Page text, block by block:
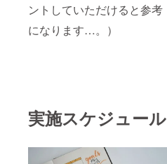
ントしていただけると参考
になります…。）
実施スケジュール